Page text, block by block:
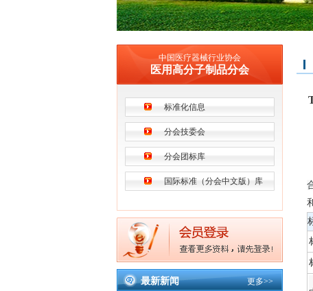
中国医疗器械行业协会
医用高分子制品分会
标准化信息
分会技委会
分会团标库
国际标准（分会中文版）库
最新新闻 更多>>